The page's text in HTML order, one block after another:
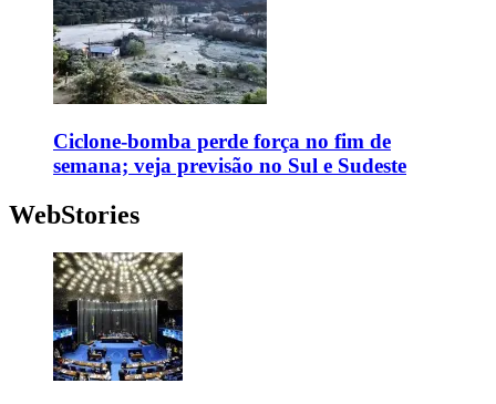
Ciclone-bomba perde força no fim de
semana; veja previsão no Sul e Sudeste
WebStories